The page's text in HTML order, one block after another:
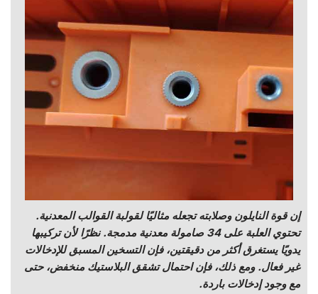
إن قوة النايلون وصلابته تجعله مثاليًا لقولبة القوالب المعدنية.
تحتوي العلبة على 34 صامولة معدنية مدمجة. نظرًا لأن تركيبها
يدويًا يستغرق أكثر من دقيقتين، فإن التسخين المسبق للإدخالات
غير فعال. ومع ذلك، فإن احتمال تشقق البلاستيك منخفض، حتى
مع وجود إدخالات باردة.